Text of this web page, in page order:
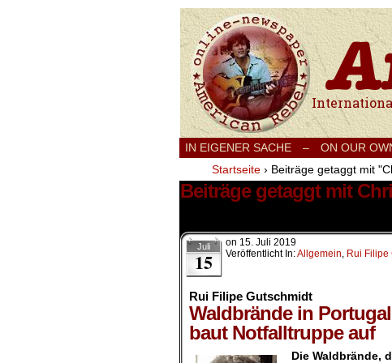
Internationale
IN EIGENER SACHE – ON OUR
Startseite › Beiträge getaggt mit
Beiträge getaggt mit
Juli
15
on 15. Juli 2019
Veröffentlicht In:Allgemein, Rui Filipe
Rui Filipe Gutschmidt
Waldbrände in
baut Notfalltruppe auf
Die Waldbrände,